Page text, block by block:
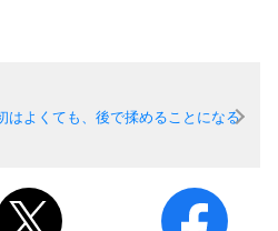
はよくても、後で揉めることになる